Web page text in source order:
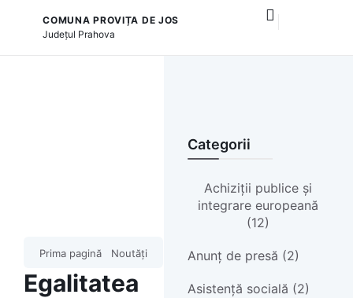
COMUNA PROVIȚA DE JOS
Județul Prahova
Prima pagină Noutăți
Egalitatea
Categorii
Achiziții publice și
integrare europeană
(12)
Anunț de presă (2)
Asistență socială (2)